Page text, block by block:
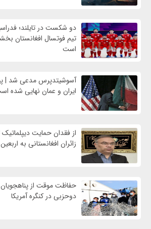
دو شکست در تایلند؛
تیم فوتسال افغانستان
است
آسوشیتدپرس مدعی شد |
ایران و عمان نهایی شده
از فقدان حمایت دیپلماتیک
زائران افغانستانی به
حفاظت موقت از
دوحزبی در کنگره آمریکا